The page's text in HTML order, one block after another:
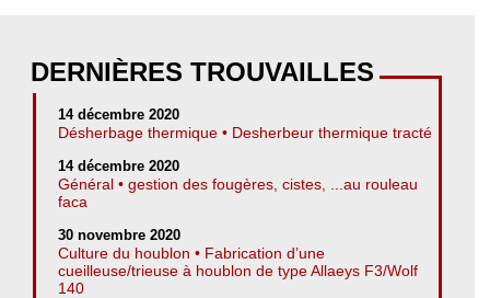
DERNIÈRES TROUVAILLES
14 décembre 2020
Désherbage thermique • Desherbeur thermique tracté
14 décembre 2020
Général • gestion des fougères, cistes, ...au rouleau
faca
30 novembre 2020
Culture du houblon • Fabrication d’une
cueilleuse/trieuse à houblon de type Allaeys F3/Wolf
140